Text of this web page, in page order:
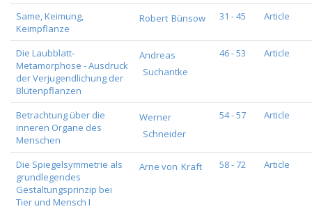
Same, Keimung,
Keimpflanze
Robert Bünsow 31 - 45 Article
Die Laubblatt-
Metamorphose - Ausdruck
der Verjugendlichung der
Blütenpflanzen
Andreas
Suchantke
46 - 53 Article
Betrachtung über die
inneren Organe des
Menschen
Werner
Schneider
54 - 57 Article
Die Spiegelsymmetrie als
grundlegendes
Gestaltungsprinzip bei
Tier und Mensch I
Arne von Kraft 58 - 72 Article